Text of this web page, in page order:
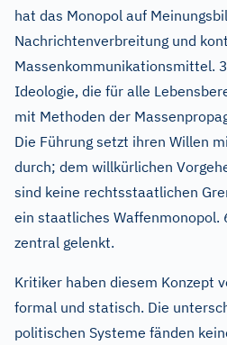
hat das Monopol auf
Nachrichtenverbreitung und
Massenkommunikationsmittel.
Ideologie, die für alle
mit Methoden der
Die Führung setzt ihren Willen
durch; dem willkürlichen
sind keine rechtsstaatlichen
ein staatliches Waffenmonopol.
zentral gelenkt.
Kritiker haben diesem Konzept
formal und statisch. Die
politischen Systeme fänden